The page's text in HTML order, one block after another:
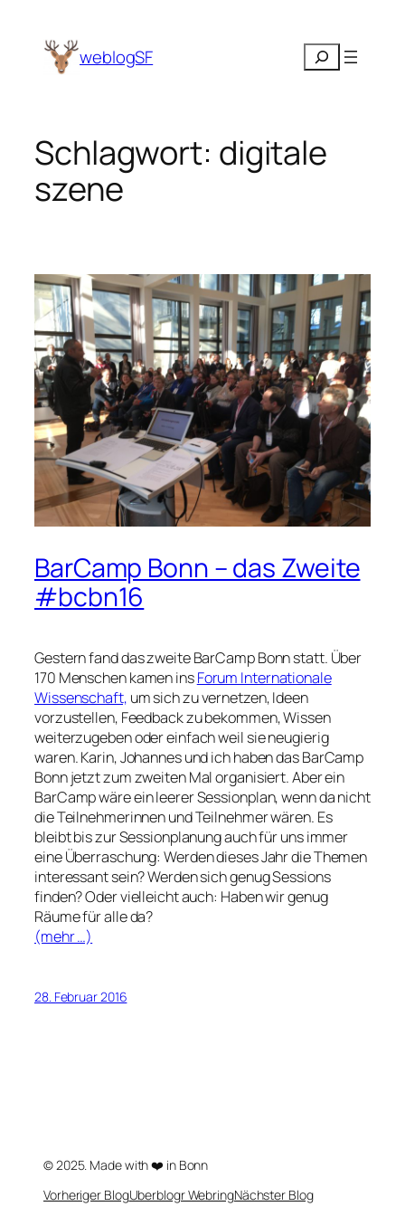
Inhalt
springen weblogSF Suchen
Schlagwort: digitale
szene
BarCamp Bonn – das Zweite
#bcbn16
Gestern fand das zweite BarCamp Bonn statt. Über
170 Menschen kamen insForum Internationale
Wissenschaft, um sich zu vernetzen, Ideen
vorzustellen, Feedback zu bekommen, Wissen
weiterzugeben oder einfach weil sie neugierig
waren. Karin, Johannes und ich haben das BarCamp
Bonn jetzt zum zweiten Mal organisiert. Aber ein
BarCamp wäre ein leerer Sessionplan, wenn da nicht
die Teilnehmerinnen und Teilnehmer wären. Es
bleibt bis zur Sessionplanung auch für uns immer
eine Überraschung: Werden dieses Jahr die Themen
interessant sein? Werden sich genug Sessions
finden? Oder vielleicht auch: Haben wir genug
Räume für alle da?
(mehr …)
28. Februar 2016
© 2025. Made with ❤️ in Bonn
Vorheriger BlogUberblogr WebringNächster Blog